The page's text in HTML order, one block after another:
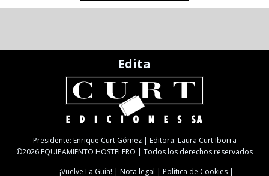
Edita
Presidente: Enrique Curt Gómez | Editora: Laura Curt Iborra
©2026 EQUIPAMIENTO HOSTELERO | Todos los derechos reservados
¡Vuelve La Guía!
Nota legal Política de Cookies